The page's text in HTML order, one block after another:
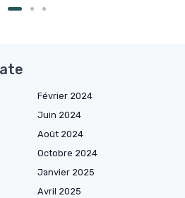
Février 2024
Juin 2024
Août 2024
Octobre 2024
Janvier 2025
Avril 2025